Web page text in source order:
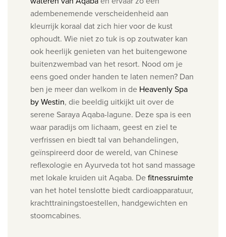
adembenemende verscheidenheid aan
kleurrijk koraal dat zich hier voor de kust
ophoudt. Wie niet zo tuk is op zoutwater kan
ook heerlijk genieten van het buitengewone
buitenzwembad van het resort. Nood om je
eens goed onder handen te laten nemen? Dan
ben je meer dan welkom in de Heavenly Spa
by Westin​, die beeldig uitkijkt uit over de
serene Saraya Aqaba-lagune. Deze spa is een
waar paradijs om lichaam, geest en ziel te
verfrissen en biedt tal van behandelingen,
geïnspireerd door de wereld, van Chinese
reflexologie en Ayurveda tot hot sand massage
met lokale kruiden uit Aqaba. Defitnessruimte
van het hotel tenslotte biedt cardioapparatuur,
krachttrainingstoestellen, handgewichten en
stoomcabines.